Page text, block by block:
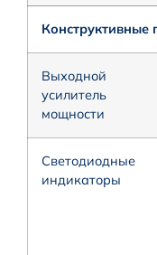
Конструктивные
Выходной
усилитель
мощности
Светодиодные
индикаторы